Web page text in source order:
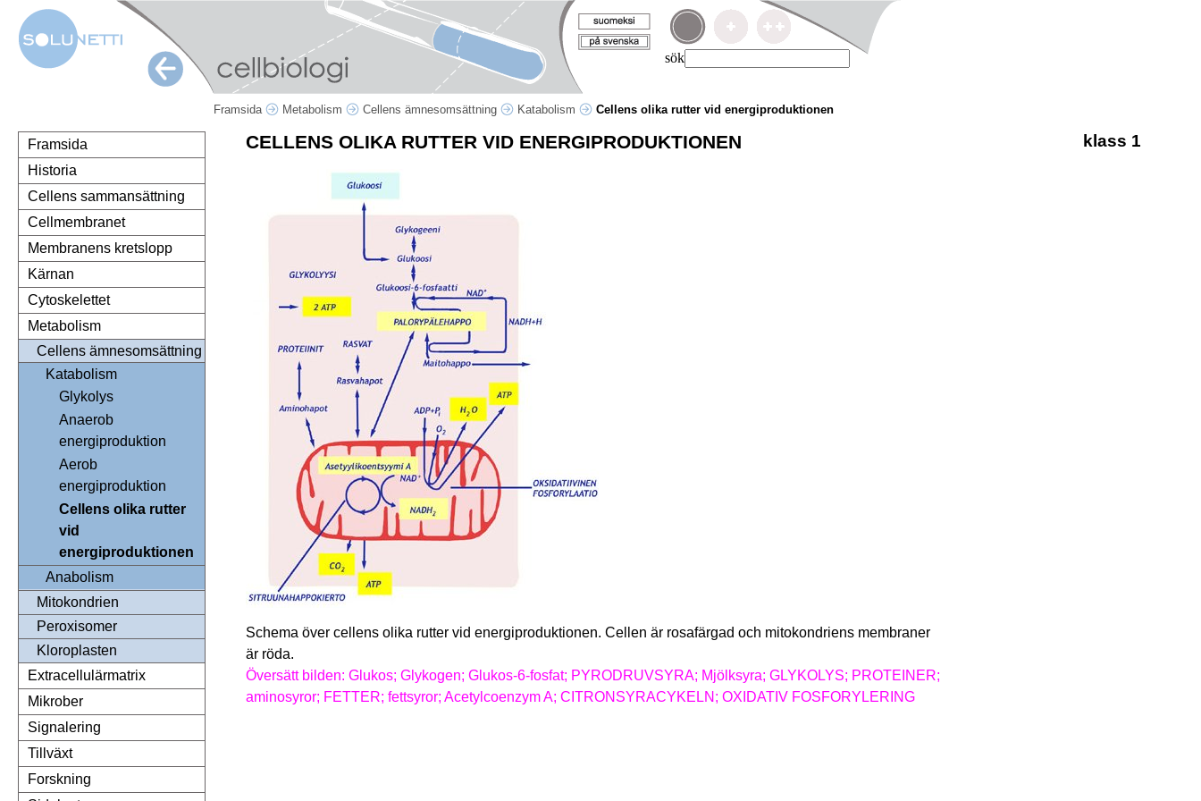
sök
Framsida Metabolism Cellens ämnesomsättning Katabolism Cellens olika rutter vid energiproduktionen
Framsida
Historia
Cellens sammansättning
Cellmembranet
Membranens kretslopp
Kärnan
Cytoskelettet
Metabolism
Cellens ämnesomsättning
Katabolism
Glykolys
Anaerob
energiproduktion
Aerob
energiproduktion
Cellens olika rutter
vid
energiproduktionen
Anabolism
Mitokondrien
Peroxisomer
Kloroplasten
Extracellulärmatrix
Mikrober
Signalering
Tillväxt
Forskning
klass 1
CELLENS OLIKA RUTTER VID ENERGIPRODUKTIONEN
Schema över cellens olika rutter vid energiproduktionen. Cellen är rosafärgad och mitokondriens membraner
är röda.
Översätt bilden: Glukos; Glykogen; Glukos-6-fosfat; PYRODRUVSYRA; Mjölksyra; GLYKOLYS; PROTEINER;
aminosyror; FETTER; fettsyror; Acetylcoenzym A; CITRONSYRACYKELN; OXIDATIV FOSFORYLERING